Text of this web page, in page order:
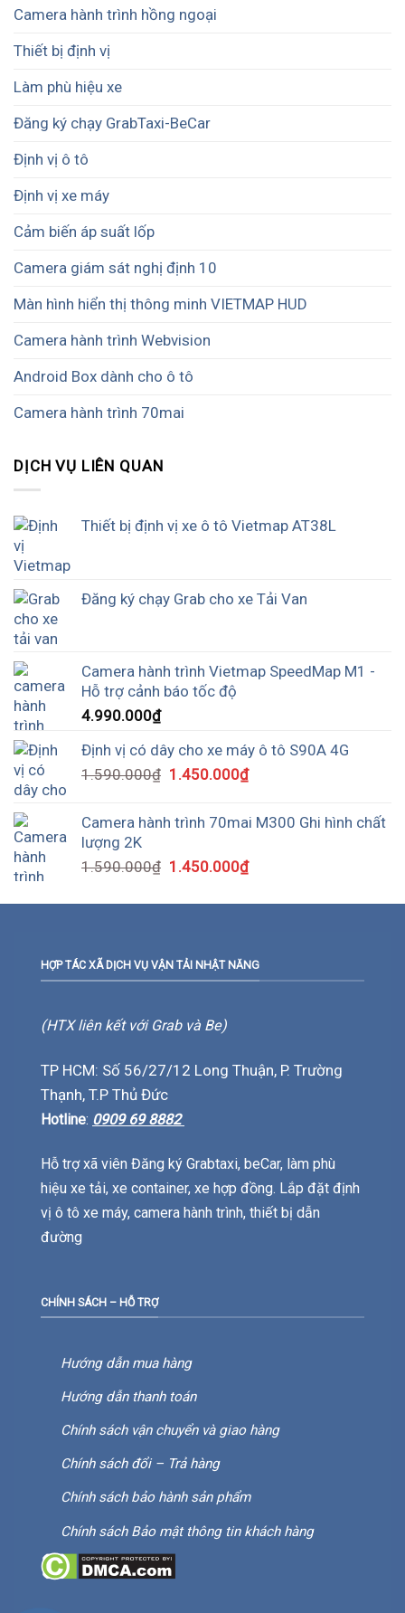
Camera hành trình hồng ngoại
Thiết bị định vị
Làm phù hiệu xe
Đăng ký chạy GrabTaxi-BeCar
Định vị ô tô
Định vị xe máy
Cảm biến áp suất lốp
Camera giám sát nghị định 10
Màn hình hiển thị thông minh VIETMAP HUD
Camera hành trình Webvision
Android Box dành cho ô tô
Camera hành trình 70mai
DỊCH VỤ LIÊN QUAN
Thiết bị định vị xe ô tô Vietmap AT38L
Đăng ký chạy Grab cho xe Tải Van
Camera hành trình Vietmap SpeedMap M1 -
Hỗ trợ cảnh báo tốc độ
4.990.000₫
Định vị có dây cho xe máy ô tô S90A 4G
1.590.000₫ 1.450.000₫
Camera hành trình 70mai M300 Ghi hình chất
lượng 2K
1.590.000₫ 1.450.000₫
HỢP TÁC XÃ DỊCH VỤ VẬN TẢI NHẬT NĂNG
(HTX liên kết với Grab và Be)
TP HCM: Số 56/27/12 Long Thuận, P. Trường
Thạnh, T.P Thủ Đức
Hotline: 0909 69 8882
Hỗ trợ xã viên Đăng ký Grabtaxi, beCar, làm phù
hiệu xe tải, xe container, xe hợp đồng. Lắp đặt định
vị ô tô xe máy, camera hành trình, thiết bị dẫn
đường
CHÍNH SÁCH – HỖ TRỢ
Hướng dẫn mua hàng
Hướng dẫn thanh toán
Chính sách vận chuyển và giao hàng
Chính sách đổi – Trả hàng
Chính sách bảo hành sản phẩm
Chính sách Bảo mật thông tin khách hàng